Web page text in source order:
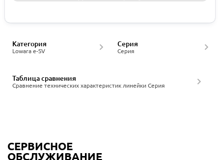
Lowara e-SV
Категория
Серия
Серия
Сравнение технических характеристик линейки Серия
Таблица сравнения
СЕРВИСНОЕ
ОБСЛУЖИВАНИЕ